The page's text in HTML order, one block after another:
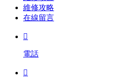
維修攻略
在線留言

電話
